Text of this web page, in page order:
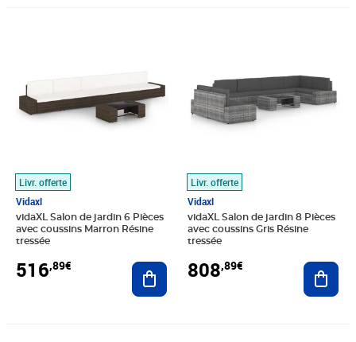
Livr. offerte
Vidaxl
vidaXL Salon de jardin 6 Pièces
avec coussins Marron Résine
tressée
516,89€ Ajouter au panier
Livr. offerte
Vidaxl
vidaXL Salon de jardin 8 Pièces
avec coussins Gris Résine
tressée
808,89€